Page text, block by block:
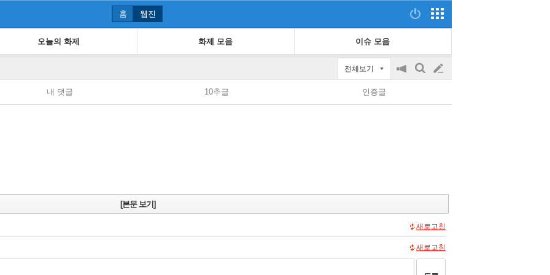
홈 웹진
오늘의 화제 화제 모음 이슈 모음
전체보기
공
on/off
검
글
쓰
내 댓글 10추글 인증글
[본문 보기]
새로고침
새로고침